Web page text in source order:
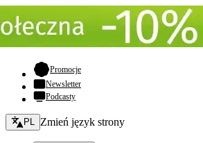
Promocje- otwiera się w nowej karcie
Newsletter
Podcasty
Zmień język - bieżący:
PL Zmień język strony